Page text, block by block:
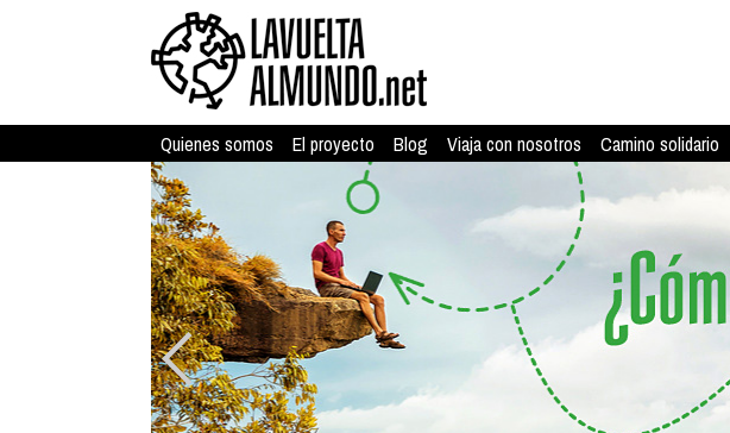
Quienes somos El proyecto Blog Viaja con nosotros Camino solidario